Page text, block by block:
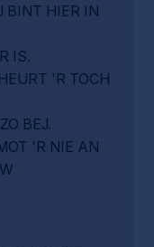
BINT HIER IN
IS.
'R TOCH
BEJ.
'R NIE AN